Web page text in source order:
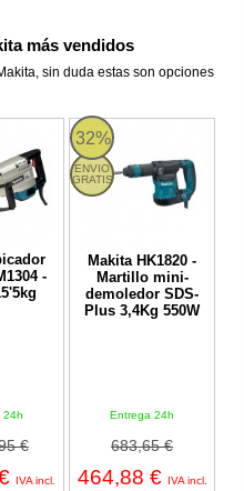
más vendidos
sin duda estas son opciones
8'3kg
-
24h
€
IVA incl.
Makita HM1304 - 1500W
32%
ENVIO
GRATIS
Makita HK1820 -
Martillo mini-
demoledor SDS-
Plus 3,4Kg 550W
Entrega 24h
683,65 €
464,88 € IVA incl.
HK1820 Makita